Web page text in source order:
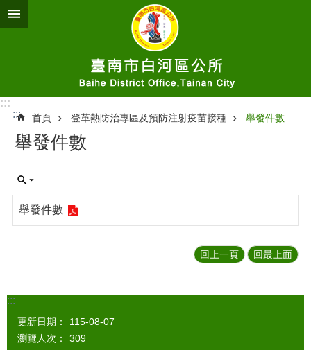
跳到主要內容區塊
:::
:::
首頁 登革熱防治專區及預防注射疫苗接種 舉發件數
舉發件數
舉發件數
回上一頁 回最上面
:::
更新日期：
115-08-07
瀏覽人次：
309